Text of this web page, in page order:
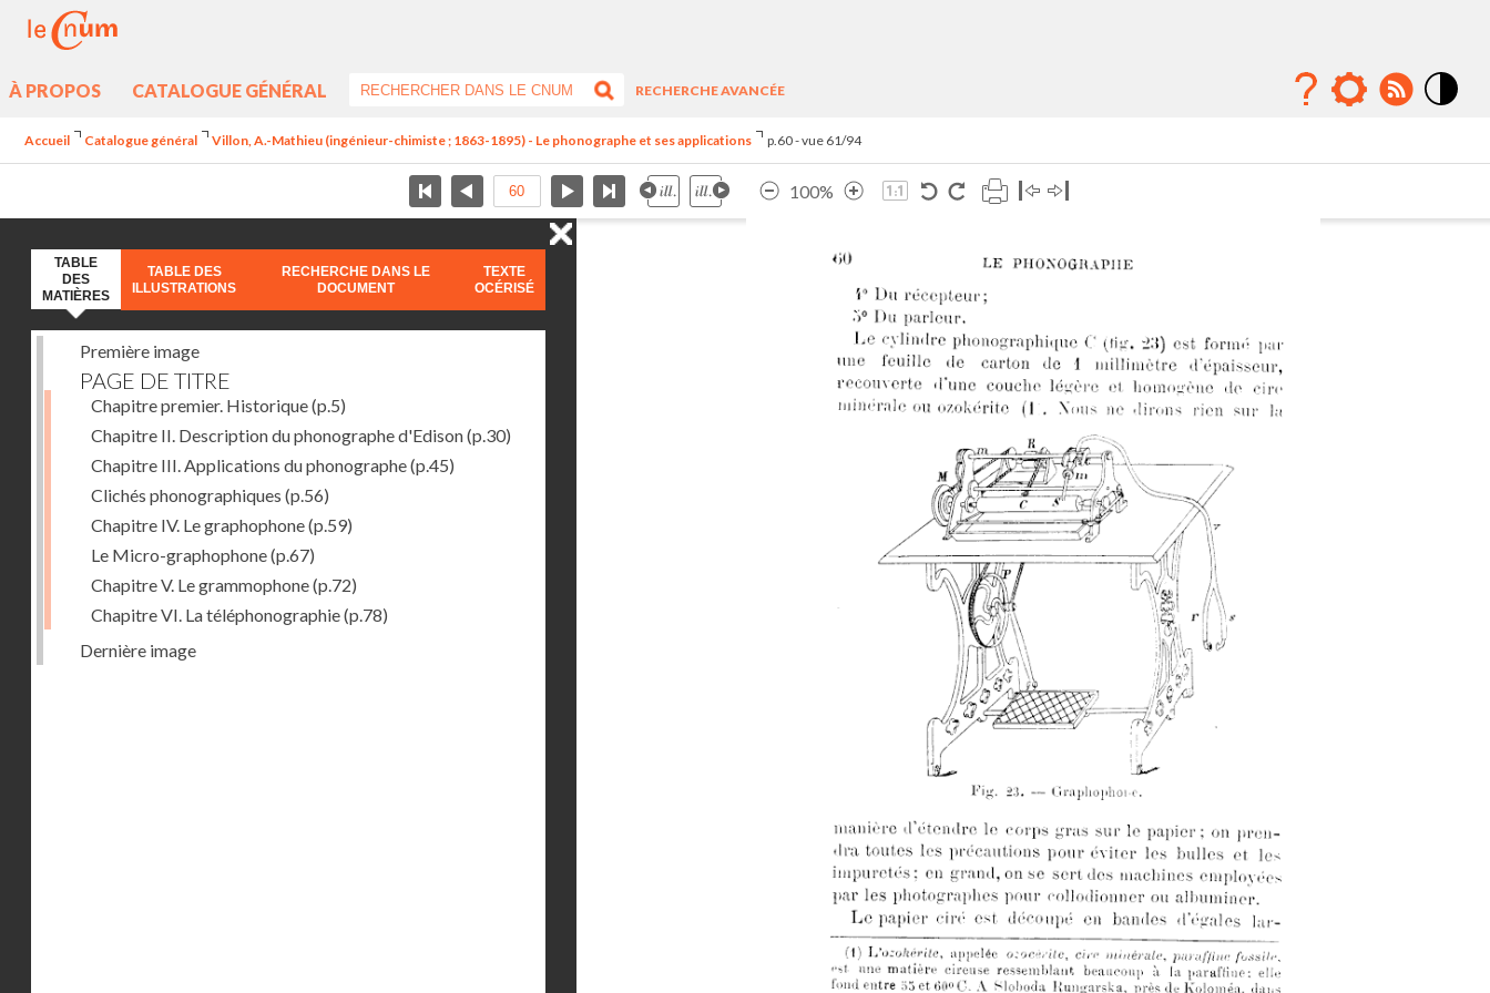
À PROPOS CATALOGUE GÉNÉRAL
RECHERCHE AVANCÉE
Accueil Catalogue général Villon, A.-Mathieu (ingénieur-chimiste ; 1863-1895) - Le phonographe et ses applications p.60 - vue 61/94
100%
TABLE
DES
MATIÈRES
TABLE DES
ILLUSTRATIONS
RECHERCHE DANS LE
DOCUMENT
TEXTE
OCÉRISÉ
Première image
PAGE DE TITRE
Chapitre premier. Historique(p.5)
Chapitre II. Description du phonographe d'Edison(p.30)
Chapitre III. Applications du phonographe(p.45)
Clichés phonographiques (p.56)
Chapitre IV. Le graphophone(p.59)
Le Micro-graphophone(p.67)
Chapitre V. Le grammophone(p.72)
Chapitre VI. La téléphonographie(p.78)
Dernière image